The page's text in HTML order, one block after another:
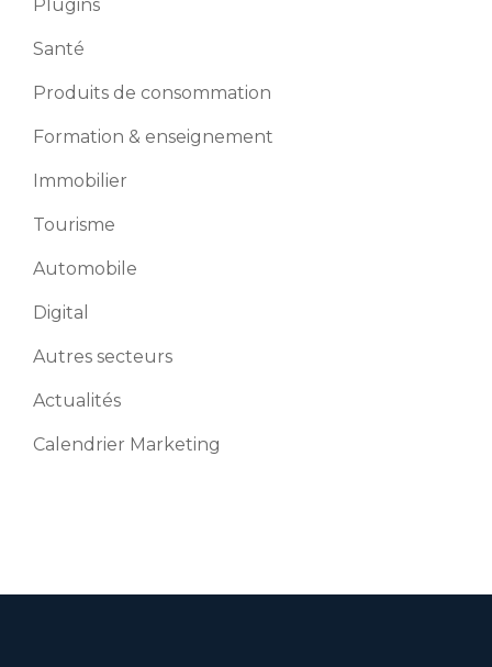
Plugins
Santé
Produits de consommation
Formation & enseignement
Immobilier
Tourisme
Automobile
Digital
Autres secteurs
Actualités
Calendrier Marketing